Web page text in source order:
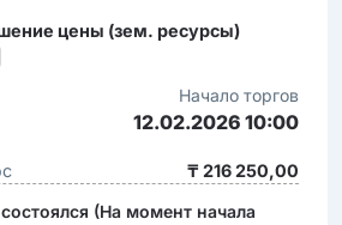
цены (зем. ресурсы)
Начало торгов
12.02.2026 10:00
₸ 216 250,00
(На момент начала